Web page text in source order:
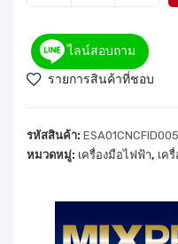
ไลน์สอบถาม
รายการสินค้าที่ชอบ
รหัสสินค้า:
หมวดหมู่: เครื่องมือไฟฟ้า, เค